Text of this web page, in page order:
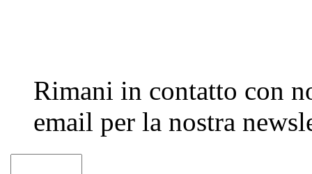
Rimani in contatto con
email per la nostra